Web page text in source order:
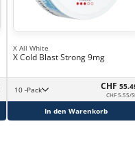
X All White
X Cold Blast Strong 9mg
10 -Pack CHF
CHF 5.55/
In den Warenkorb